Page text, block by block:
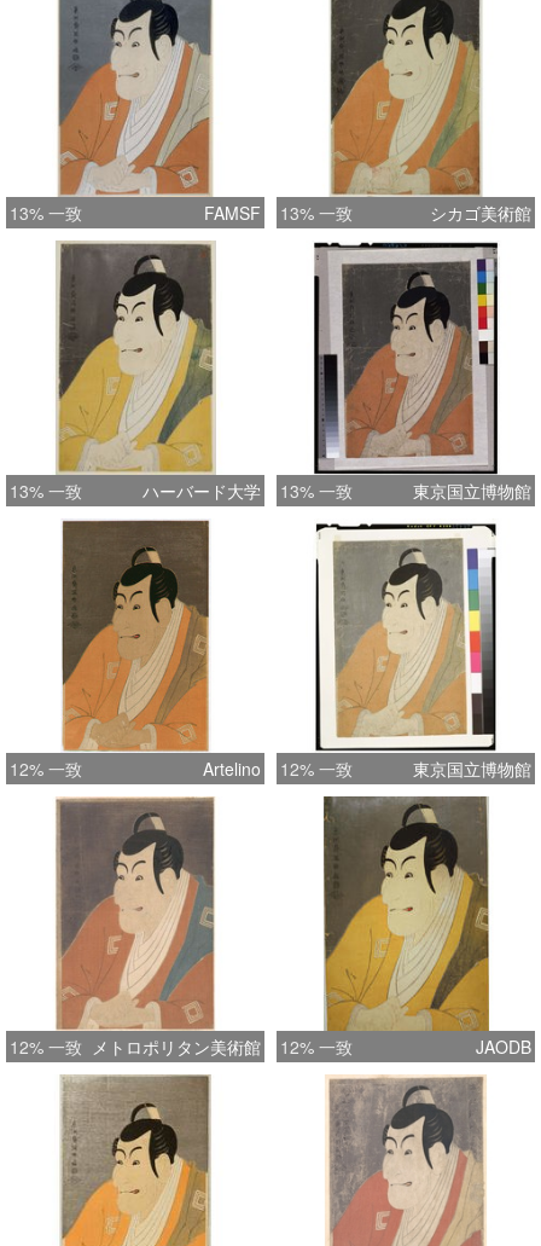
13% 一致 FAMSF 13% 一致 シカゴ美術館
13% 一致 ハーバード大学 13% 一致 東京国立博物館
12% 一致 Artelino 12% 一致 東京国立博物館
12% 一致 メトロポリタン美術館 12% 一致 JAODB